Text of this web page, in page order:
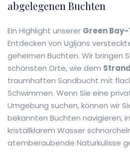
abgelegenen Buchten
Ein Highlight unserer Green
Entdecken von Ugljans
geheimen Buchten. Wir bringen
schönsten Orte, wie dem
traumhaften Sandbucht mit
Schwimmen. Wenn Sie eine
Umgebung suchen, können wir
bekannten Buchten navigieren,
kristallklarem Wasser
atemberaubende Naturkulisse